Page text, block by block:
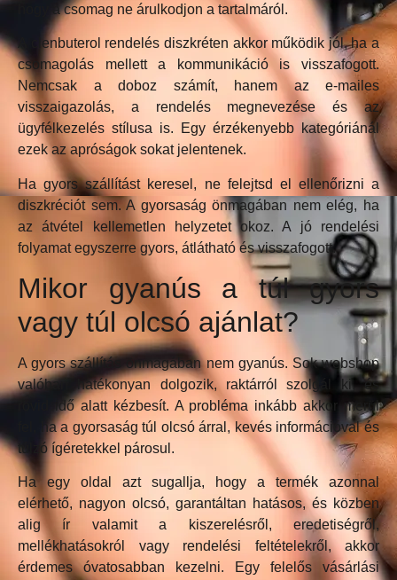
hogy a csomag ne árulkodjon a tartalmáról.
A clenbuterol rendelés diszkréten akkor működik jól, ha a
csomagolás mellett a kommunikáció is visszafogott.
Nemcsak a doboz számít, hanem az e-mailes
visszaigazolás, a rendelés megnevezése és az
ügyfélkezelés stílusa is. Egy érzékenyebb kategóriánál
ezek az apróságok sokat jelentenek.
Ha gyors szállítást keresel, ne felejtsd el ellenőrizni a
diszkréciót sem. A gyorsaság önmagában nem elég, ha
az átvétel kellemetlen helyzetet okoz. A jó rendelési
folyamat egyszerre gyors, átlátható és visszafogott.
Mikor gyanús a túl gyors
vagy túl olcsó ajánlat?
A gyors szállítás önmagában nem gyanús. Sok webshop
valóban hatékonyan dolgozik, raktárról szolgál ki, és
rövid idő alatt kézbesít. A probléma inkább akkor merül
fel, ha a gyorsaság túl olcsó árral, kevés információval és
túlzó ígéretekkel párosul.
Ha egy oldal azt sugallja, hogy a termék azonnal
elérhető, nagyon olcsó, garantáltan hatásos, és közben
alig ír valamit a kiszerelésről, eredetiségről,
mellékhatásokról vagy rendelési feltételekről, akkor
érdemes óvatosabban kezelni. Egy felelős vásárlási